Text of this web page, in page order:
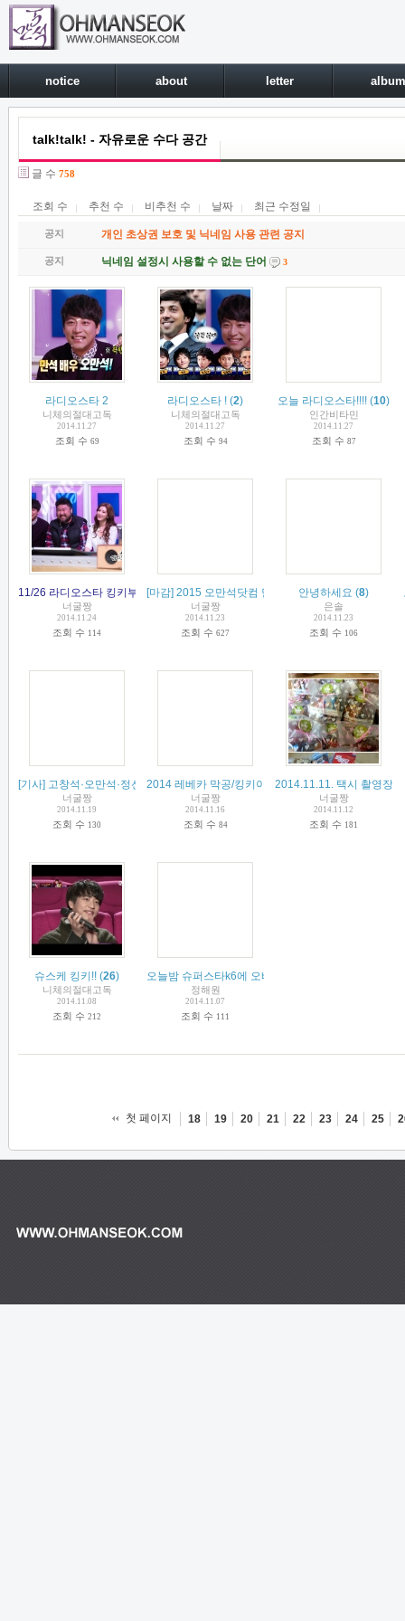
notice about letter album
talk!talk! - 자유로운 수다 공간
글 수 758
조회 수 추천 수 비추천 수 날짜 최근 수정일
공지 개인 초상권 보호 및 닉네임 사용 관련 공지
공지 닉네임 설정시 사용할 수 없는 단어 3
라디오스타 2
니체의절대고독
2014.11.27
조회 수 69
라디오스타 ! (2)
니체의절대고독
2014.11.27
조회 수 94
오늘 라디오스타!!!! (10)
인간비타민
2014.11.27
조회 수 87
11/26 라디오스타 킹키부츠팀편 본방 사수~ (6)
너굴짱
2014.11.24
조회 수 114
[마감] 2015 오만석닷컴 달력 신청/입금 받습니다.
너굴짱
2014.11.23
조회 수 627
안녕하세요 (8)
은솔
2014.11.23
조회 수 106
[기사] 고창석·오만석·정선아, '라디오스타' 출격..입담 기대↑ (7)
너굴짱
2014.11.19
조회 수 130
2014 레베카 막공/킹키이벵/택시이벵 정산서 올려드
너굴짱
2014.11.16
조회 수 84
2014.11.11. 택시 촬영장
너굴짱
2014.11.12
조회 수 181
슈스케 킹키!! (26)
니체의절대고독
2014.11.08
조회 수 212
오늘밤 슈퍼스타k6에 오빠가!!!!!!!!!!
정해원
2014.11.07
조회 수 111
첫 페이지 18 19 20 21 22 23 24 25